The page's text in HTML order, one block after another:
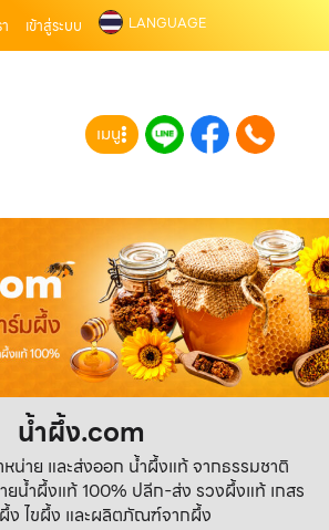
เข้าสู่ระบบ LANGUAGE
เมนู
น้ำผึ้ง.com
น่าย และส่งออก น้ำผึ้งแท้ จากธรรมชาติ
น้ำผึ้งแท้ 100% ปลีก-ส่ง รวงผึ้งแท้ เกสร
ง ไขผึ้ง และผลิตภัณฑ์จากผึ้ง